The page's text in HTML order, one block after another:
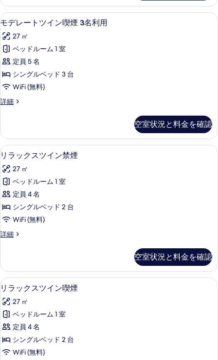
す
る
3
名
利
用
の
す
べ
て
真
を
表
示
す
る
ト
ツ
イ
禁
煙
名
利
用
の
詳
モ
デ
レ
ー
ト
ツ
ン
煙
3
名
利
用
の
す
べ
て
真
を
表
示
す
る
バスアメニティ (無料)、ヘアドライ
1
モデレートツイン喫煙 3名利用
27 ㎡
ベッドルーム 1 室
定員 5 名
シングルベッド 3 台
WiFi (無料)
詳細
モ
ト
ツ
イ
喫
煙
名
利
用
の
詳
空室状況と料金を確認
リ
ラ
ッ
ク
ス
ツ
ン
煙
の
す
べ
て
の
写
真
セーフティボックス (室内)、遮光カ
5
リラックスツイン禁煙
27 ㎡
ベッドルーム 1 室
定員 4 名
シングルベッド 2 台
WiFi (無料)
詳細
リ
ス
ツ
イ
禁
煙
の
詳
細
空室状況と料金を確認
リ
ラ
ッ
ク
ス
ツ
セーフティボックス (室内)、遮光カ
5
リラックスツイン喫煙
27 ㎡
ベッドルーム 1 室
定員 4 名
シングルベッド 2 台
WiFi (無料)